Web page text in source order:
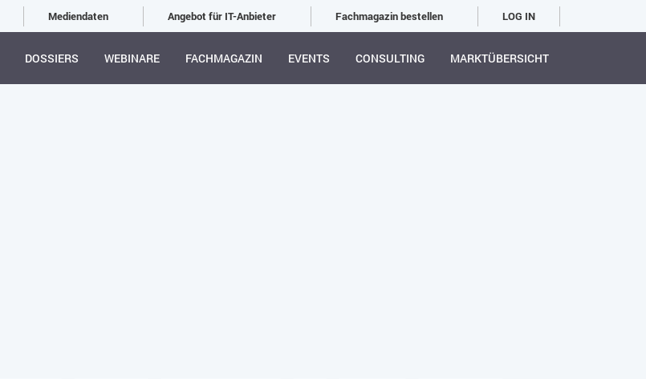
Mediendaten Angebot für IT-Anbieter Fachmagazin bestellen LOG IN
DOSSIERS WEBINARE FACHMAGAZIN EVENTS CONSULTING MARKTÜBERSICHT